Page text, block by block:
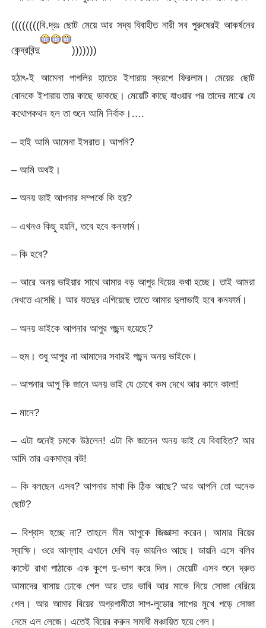
((((((((বি.দ্রঃ ছোট মেয়ে আর সদ্য বিবাহীত নারী সব পুরুষেরই আকর্ষনের
কেন্দ্রবিন্দু )))))))
হঠাৎ-ই আমেনা পাগলির হাতের ইশারায় স্বরপে ফিরলাম। মেয়ের ছোট
বোনকে ইশারায় তার কাছে ডাকছে। মেয়েটি কাছে যাওয়ার পর তাদের মাঝে যে
কথোপকথন হল তা শুনে আমি নির্বাক।….
– হাই আমি আমেনা ইসরাত। আপনি?
– আমি অথই।
– অনয় ভাই আপনার সম্পর্কে কি হয়?
– এখনও কিছু হয়নি, তবে হবে কনফার্ম।
– কি হবে?
– আরে অনয় ভাইয়ার সাথে আমার বড় আপুর বিয়ের কথা হচ্ছে। তাই আমরা
দেখতে এসেছি। আর যতদুর এগিয়েছে তাতে আমার দুলাভাই হবে কনফার্ম।
– অনয় ভাইকে আপনার আপুর পছন্দ হয়েছে?
– হুম। শুধু আপুর না আমাদের সবারই পছন্দ অনয় ভাইকে।
– আপনার আপু কি জানে অনয় ভাই যে চোখে কম দেখে আর কানে কালা!
– মানে?
– এটা শুনেই চমকে উঠলেন! এটা কি জানেন অনয় ভাই যে বিবাহিত? আর
আমি তার একমাত্র বউ!
– কি বলছেন এসব? আপনার মাথা কি ঠিক আছে? আর আপনি তো অনেক
ছোট?
– বিশ্বাস হচ্ছে না? তাহলে মীম আপুকে জিজ্ঞাসা করেন। আমার বিয়ের
স্বাক্ষি। ওরে আল্লাহ এখানে দেখি বড় ডায়নিও আছে। ডায়নি এসে বলির
কাস্টে রাখা পাঠাকে এক কুপে দু-ভাগ করে দিল। মেয়েটি এসব শুনে দ্রুত
আমাদের বাসায় ঢোকে গেল আর তার ভাবি আর মাকে নিয়ে সোজা বেরিয়ে
গেল। আর আমার বিয়ের অগ্রগামীতা সাপ-লুডোর সাপের মুখে পড়ে সোজা
নেমে এল লেজে। এতেই বিয়ের করুন সমাধী মঞ্চায়িত হয়ে গেল।